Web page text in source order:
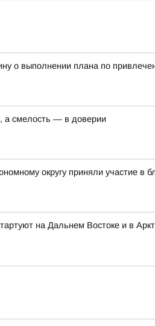
о выполнении плана по
а смелость — в доверии
округу приняли участие в
на Дальнем Востоке и в